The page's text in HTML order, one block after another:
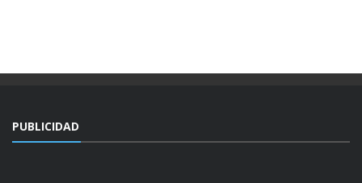
PUBLICIDAD